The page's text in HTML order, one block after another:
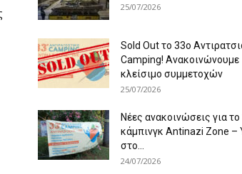
25/07/2026
Sold Out το 33ο
Camping! Ανακοινώνουμε
κλείσιμο συμμετοχών
25/07/2026
Νέες ανακοινώσεις για
κάμπινγκ Antinazi Zone –
στο...
24/07/2026